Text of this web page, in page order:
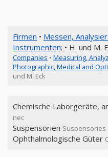
Firmen • Messen,
Instrumenten; • H. und M.
Companies • Measuring,
Photographic, Medical and
und M. Eck
Chemische Laborgeräte,
nec
Suspensorien Suspensories
Ophthalmologische Güter